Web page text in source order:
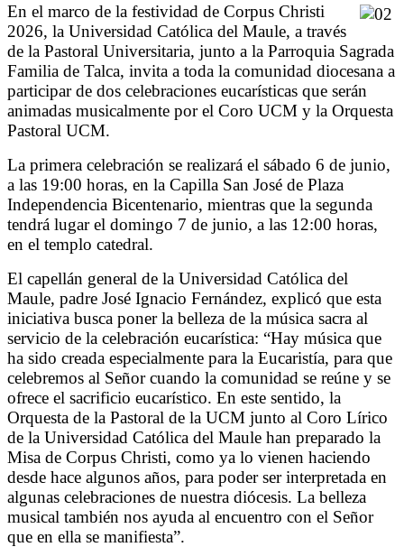
En el marco de la festividad de Corpus Christi
2026, la Universidad Católica del Maule, a través
de la Pastoral Universitaria, junto a la Parroquia Sagrada
Familia de Talca, invita a toda la comunidad diocesana a
participar de dos celebraciones eucarísticas que serán
animadas musicalmente por el Coro UCM y la Orquesta
Pastoral UCM.
La primera celebración se realizará el sábado 6 de junio,
a las 19:00 horas, en la Capilla San José de Plaza
Independencia Bicentenario, mientras que la segunda
tendrá lugar el domingo 7 de junio, a las 12:00 horas,
en el templo catedral.
El capellán general de la Universidad Católica del
Maule, padre José Ignacio Fernández, explicó que esta
iniciativa busca poner la belleza de la música sacra al
servicio de la celebración eucarística: “Hay música que
ha sido creada especialmente para la Eucaristía, para que
celebremos al Señor cuando la comunidad se reúne y se
ofrece el sacrificio eucarístico. En este sentido, la
Orquesta de la Pastoral de la UCM junto al Coro Lírico
de la Universidad Católica del Maule han preparado la
Misa de Corpus Christi, como ya lo vienen haciendo
desde hace algunos años, para poder ser interpretada en
algunas celebraciones de nuestra diócesis. La belleza
musical también nos ayuda al encuentro con el Señor
que en ella se manifiesta”.